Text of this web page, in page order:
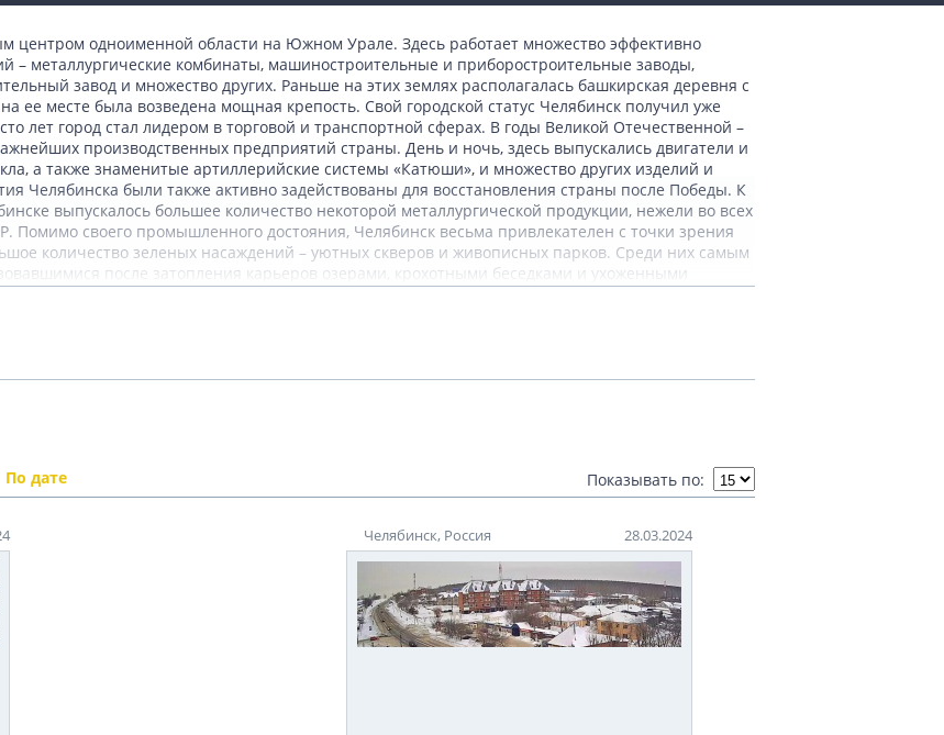
центром одноименной области на Южном Урале. Здесь работает множество эффективно
металлургические комбинаты, машиностроительные и приборостроительные заводы,
завод и множество других. Раньше на этих землях располагалась башкирская деревня с
ее месте была возведена мощная крепость. Свой городской статус Челябинск получил уже
лет город стал лидером в торговой и транспортной сферах. В годы Великой Отечественной –
производственных предприятий страны. День и ночь, здесь выпускались двигатели и
а также знаменитые артиллерийские системы «Катюши», и множество других изделий и
Челябинска были также активно задействованы для восстановления страны после Победы. К
выпускалось большее количество некоторой металлургической продукции, нежели во всех
Помимо своего промышленного достояния, Челябинск весьма привлекателен с точки зрения
количество зеленых насаждений – уютных скверов и живописных парков. Среди них самым
после затопления карьеров озерами, крохотными беседками и ухоженными
сосновый бор. Здесь же расположен Челябинский зоопарк, насчитывающий более сотни
Среди других необычных памятников Челябинска следует отметить многочисленные
По дате Показывать по:
Челябинск, Россия 28.03.2024